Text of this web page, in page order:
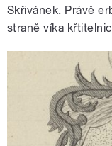
Skřivánek. Právě
straně víka